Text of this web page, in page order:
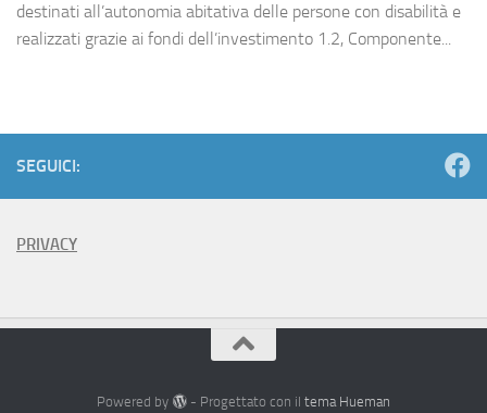
destinati all’autonomia abitativa delle persone con disabilità e
realizzati grazie ai fondi dell’investimento 1.2, Componente...
SEGUICI:
PRIVACY
Powered by - Progettato con il tema Hueman